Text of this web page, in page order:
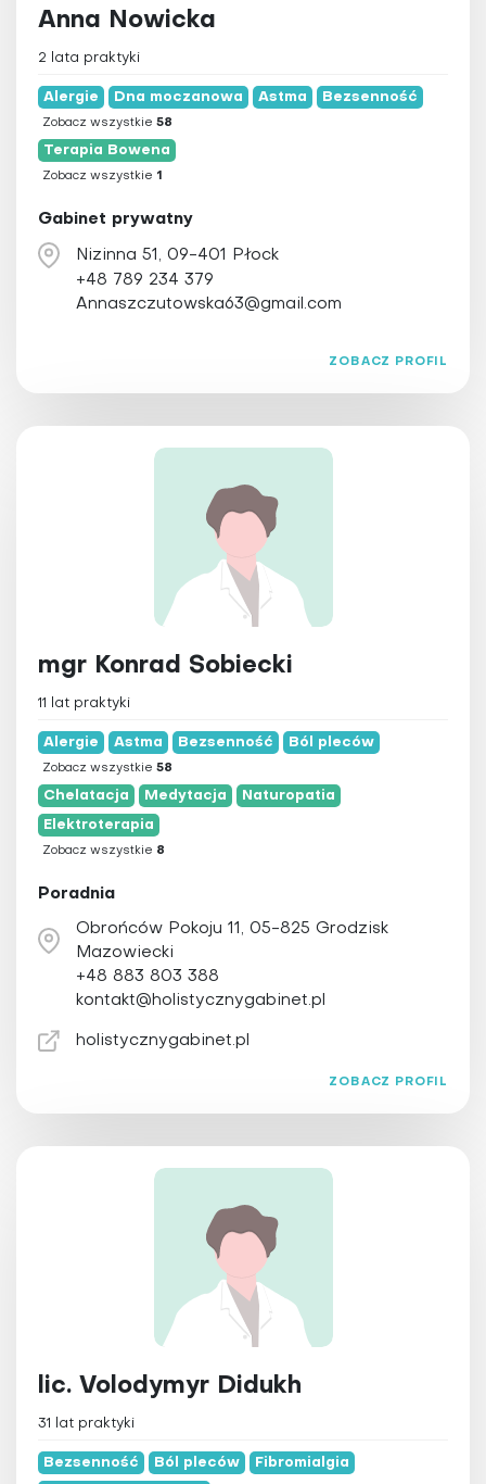
Anna Nowicka
2 lata praktyki
Alergie Dna moczanowa Astma Bezsenność
Zobacz wszystkie 58
Terapia Bowena
Zobacz wszystkie 1
Gabinet prywatny
Nizinna 51, 09-401 Płock
+48 789 234 379
Annaszczutowska63@gmail.com
ZOBACZ PROFIL
mgr Konrad Sobiecki
11 lat praktyki
Alergie Astma Bezsenność Ból pleców
Zobacz wszystkie 58
Chelatacja Medytacja Naturopatia
Elektroterapia
Zobacz wszystkie 8
Poradnia
Obrońców Pokoju 11, 05-825 Grodzisk
Mazowiecki
+48 883 803 388
kontakt@holistycznygabinet.pl
holistycznygabinet.pl
ZOBACZ PROFIL
lic. Volodymyr Didukh
31 lat praktyki
Bezsenność Ból pleców Fibromialgia